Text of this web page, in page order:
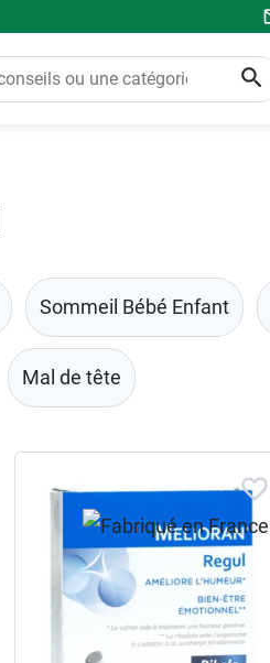
Sommeil Bébé Enfant
Mal de tête